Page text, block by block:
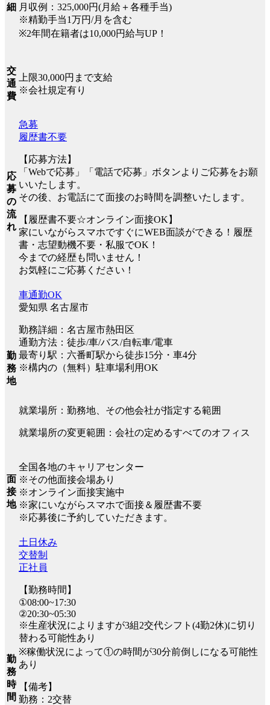
細 月収例：325,000円(月給＋各種手当)
※精勤手当1万円/月を含む
※2年間在籍者は10,000円給与UP！
交
通
費
上限30,000円まで支給
※会社規定有り
応
募
の
流
れ
急募
履歴書不要
【応募方法】
「Webで応募」「電話で応募」ボタンよりご応募をお願
いいたします。
その後、お電話にて面接のお時間を調整いたします。
【履歴書不要☆オンライン面接OK】
家にいながらスマホですぐにWEB面談ができる！履歴
書・志望動機不要・私服でOK！
今までの経歴も問いません！
お気軽にご応募ください！
勤
務
地
車通勤OK
愛知県 名古屋市
勤務詳細：名古屋市熱田区
通勤方法：徒歩/車/バス/自転車/電車
最寄り駅：六番町駅から徒歩15分・車4分
※構内の（無料）駐車場利用OK
就業場所：勤務地、その他会社が指定する範囲
就業場所の変更範囲：会社の定めるすべてのオフィス
面
接
地
全国各地のキャリアセンター
※その他面接会場あり
※オンライン面接実施中
※家にいながらスマホで面接＆履歴書不要
※応募後に予約していただきます。
勤
務
時
間
土日休み
交替制
正社員
【勤務時間】
①08:00~17:30
②20:30~05:30
※生産状況によりますが3組2交代シフト(4勤2休)に切り
替わる可能性あり
※稼働状況によって①の時間が30分前倒しになる可能性
あり
【備考】
勤務：2交替